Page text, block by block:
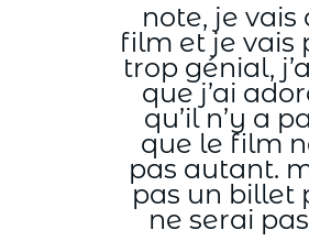
note, je vais
film et je vais
trop génial,
que j’ai
qu’il n’y a
que le film
pas autant.
pas un billet
ne serai